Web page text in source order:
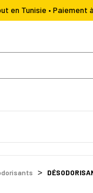
en Tunisie • Paiement